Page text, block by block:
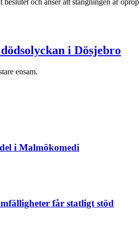
beslutet och anser att stängningen är
i Dösjebro
ensam.
i Malmökomedi
får statligt stöd